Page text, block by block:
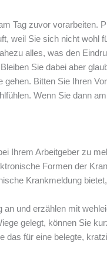
Tag zuvor vorarbeiten.
weil Sie sich nicht wohl
alles, was den
Sie dabei aber
Bitten Sie Ihren
Wenn Sie dann
Ihrem Arbeitgeber zu
Formen der
Krankmeldung
und erzählen mit
gelegt, können Sie
das für eine belegte,